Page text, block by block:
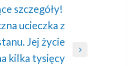
szczegóły!
ucieczka z
Jej życie
kilka tysięcy